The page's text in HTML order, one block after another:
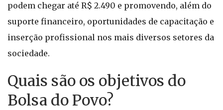
podem chegar até R$ 2.490 e promovendo, além do
suporte financeiro, oportunidades de capacitação e
inserção profissional nos mais diversos setores da
sociedade.
Quais são os objetivos do
Bolsa do Povo?